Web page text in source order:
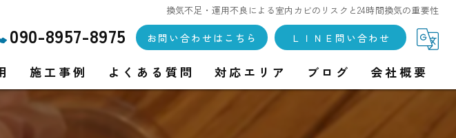
換気不足・運用不良による室内カビのリスクと24時間換気の重要性
090-8957-8975 お問い合わせはこちら ＬＩＮＥ問い合わせ
施工事例 よくある質問 対応エリア ブログ 会社概要